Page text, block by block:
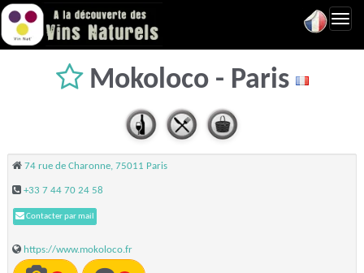
Mokoloco - Paris
74 rue de Charonne, 75011 Paris
+33 7 44 70 24 58
Contacter par mail
https://www.mokoloco.fr